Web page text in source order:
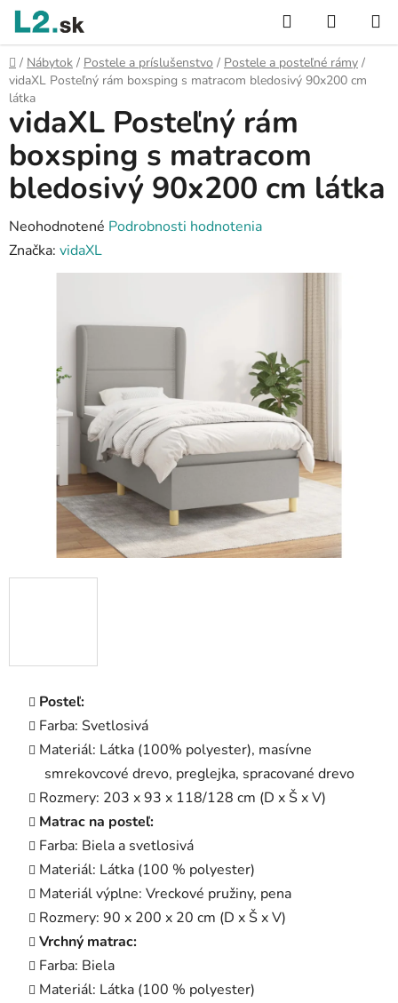
Prejsť
obsah
Hľadať
KOŠÍK
Domov
/ Nábytok / Postele a príslušenstvo / Postele a posteľné rámy /
vidaXL Posteľný rám boxsping s matracom bledosivý 90x200 cm
látka
Posteľ:
Farba: Svetlosivá
Materiál: Látka (100% polyester), masívne
smrekovcové drevo, preglejka, spracované drevo
Rozmery: 203 x 93 x 118/128 cm (D x Š x V)
Matrac na posteľ:
Farba: Biela a svetlosivá
Materiál: Látka (100 % polyester)
Materiál výplne: Vreckové pružiny, pena
Rozmery: 90 x 200 x 20 cm (D x Š x V)
Vrchný matrac:
Farba: Biela
Materiál: Látka (100 % polyester)
vidaXL Posteľný rám
boxsping s matracom
bledosivý 90x200 cm látka
Priemerné
hodnotenie
produktu
Neohodnotené Podrobnosti hodnotenia
Značka: vidaXL